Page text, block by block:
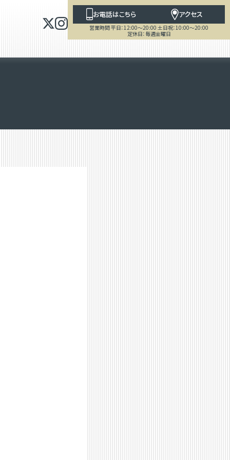
お電話はこちら アクセス
営業時間 平日：12:00～20:00 土日祝：10:00～20:00
定休日：毎週金曜日